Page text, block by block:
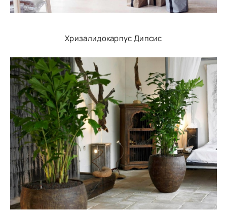
Хризалидокарпус Дипсис